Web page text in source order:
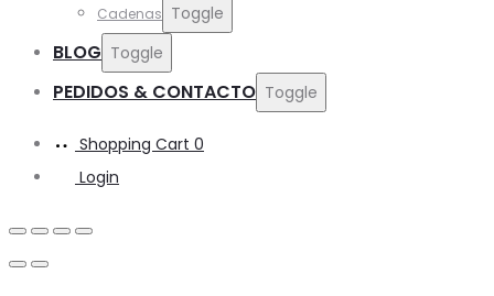
Cadenas Toggle
BLOG Toggle
PEDIDOS & CONTACTO Toggle
Shopping Cart 0
Login